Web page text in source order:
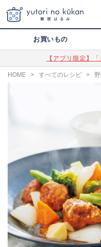
お買いもの
【アプリ限定】
HOME > すべてのレシピ >